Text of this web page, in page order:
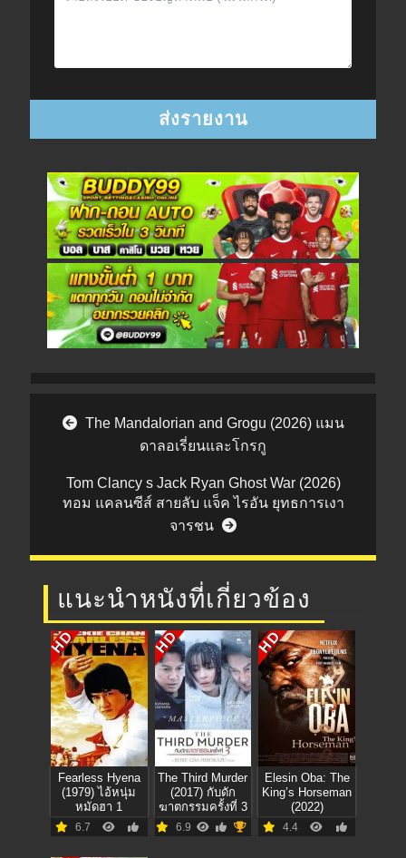
Post navigation
The Mandalorian and Grogu (2026) แมน
ดาลอเรี่ยนและโกรกู
Tom Clancy s Jack Ryan Ghost War (2026)
ทอม แคลนซีส์ สายลับ แจ็ค ไรอัน ยุทธการเงา
จารชน
แนะนำหนังที่เกี่ยวข้อง
HD
Fearless Hyena
(1979) ไอ้หนุ่ม
หมัดฮา 1
6.7
HD
The Third Murder
(2017) กับดัก
ฆาตกรรมครั้งที่ 3
6.9
HD
Elesin Oba: The
King’s Horseman
(2022)
4.4